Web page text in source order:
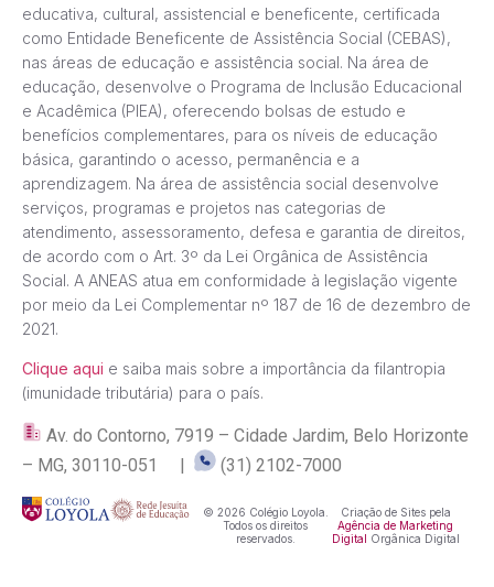
educativa, cultural, assistencial e beneficente, certificada
como Entidade Beneficente de Assistência Social (CEBAS),
nas áreas de educação e assistência social. Na área de
educação, desenvolve o Programa de Inclusão Educacional
e Acadêmica (PIEA), oferecendo bolsas de estudo e
benefícios complementares, para os níveis de educação
básica, garantindo o acesso, permanência e a
aprendizagem. Na área de assistência social desenvolve
serviços, programas e projetos nas categorias de
atendimento, assessoramento, defesa e garantia de direitos,
de acordo com o Art. 3º da Lei Orgânica de Assistência
Social. A ANEAS atua em conformidade à legislação vigente
por meio da Lei Complementar nº 187 de 16 de dezembro de
2021.
Clique aqui e saiba mais sobre a importância da filantropia
(imunidade tributária) para o país.
Av. do Contorno, 7919 – Cidade Jardim, Belo Horizonte
– MG, 30110-051 |
(31) 2102-7000
© 2026 Colégio Loyola.
Todos os direitos
reservados.
Criação de Sites pela
Agência de Marketing
Digital Orgânica Digital